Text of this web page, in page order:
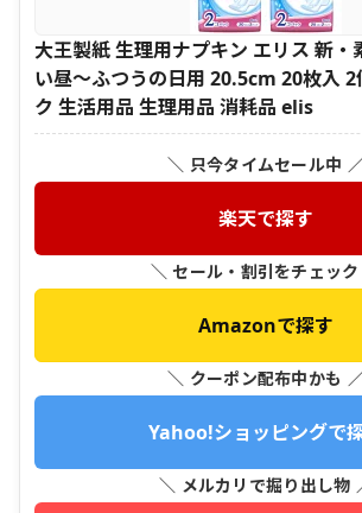
大王製紙 生理用ナプキン エリス 新・
い昼〜ふつうの日用 20.5cm 20枚入 2
ク 生活用品 生理用品 消耗品 elis
＼ 只今タイムセール中
楽天で探す
＼ セール・割引をチェッ
Amazonで探す
＼ クーポン配布中かも
Yahoo!ショッピングで
＼ メルカリで掘り出し物